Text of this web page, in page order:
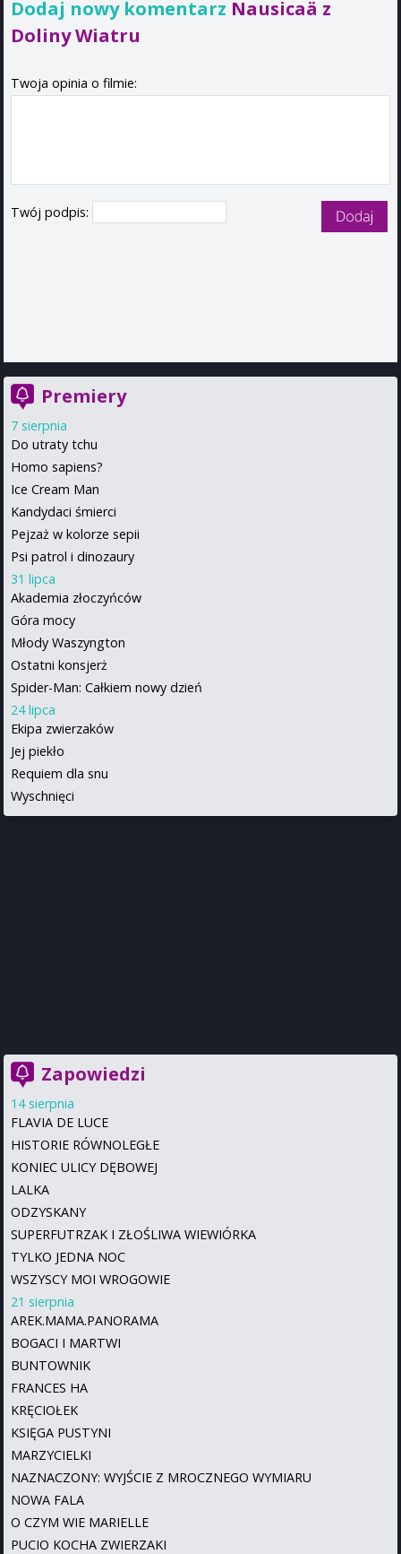
Dodaj nowy komentarz Nausicaä z
Doliny Wiatru
Twoja opinia o filmie:
Twój podpis:
Premiery
7 sierpnia
Do utraty tchu
Homo sapiens?
Ice Cream Man
Kandydaci śmierci
Pejzaż w kolorze sepii
Psi patrol i dinozaury
31 lipca
Akademia złoczyńców
Góra mocy
Młody Waszyngton
Ostatni konsjerż
Spider-Man: Całkiem nowy dzień
24 lipca
Ekipa zwierzaków
Jej piekło
Requiem dla snu
Wyschnięci
Zapowiedzi
14 sierpnia
FLAVIA DE LUCE
HISTORIE RÓWNOLEGŁE
KONIEC ULICY DĘBOWEJ
LALKA
ODZYSKANY
SUPERFUTRZAK I ZŁOŚLIWA WIEWIÓRKA
TYLKO JEDNA NOC
WSZYSCY MOI WROGOWIE
21 sierpnia
AREK.MAMA.PANORAMA
BOGACI I MARTWI
BUNTOWNIK
FRANCES HA
KRĘCIOŁEK
KSIĘGA PUSTYNI
MARZYCIELKI
NAZNACZONY: WYJŚCIE Z MROCZNEGO WYMIARU
NOWA FALA
O CZYM WIE MARIELLE
PUCIO KOCHA ZWIERZAKI